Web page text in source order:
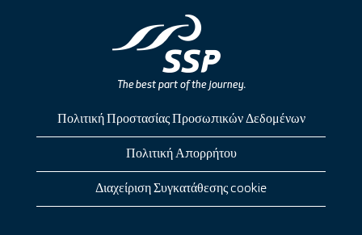
Πολιτική Προστασίας Προσωπικών Δεδομένων
Πολιτική Απορρήτου
Διαχείριση Συγκατάθεσης cookie